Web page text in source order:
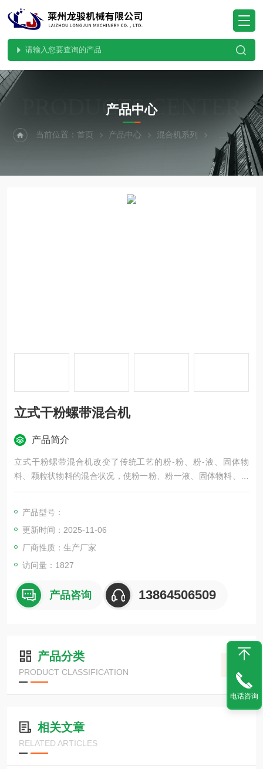
PRODUCTS CENTER
产品中心
当前位置：首页 产品中心 混合机系列 立式混合机
立式干粉螺带混合机
产品简介
立式干粉螺带混合机改变了传统工艺的粉-粉、粉-液、固体物
料、颗粒状物料的混合状况，使粉一粉、粉一液、固体物料、颗
粒状物料的混合，应用于医药、食品（比如奶茶、速溶茶粉、食
混合工艺）、造纸、化工、饲料、CPE塑料粒子等行业之中
产品型号：
更新时间：2025-11-06
厂商性质：生产厂家
访问量：1827
产品咨询 13864506509
产品分类
PRODUCT CLASSIFICATION
相关文章
RELATED ARTICLES
电话咨询